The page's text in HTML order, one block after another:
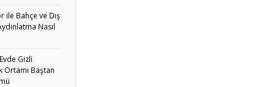
ile Bahçe ve Dış
Nasıl
Gizli
Ortamı Baştan